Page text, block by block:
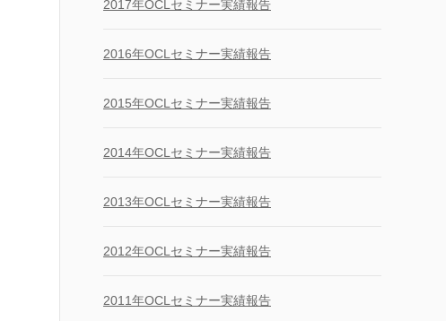
2017年OCLセミナー実績報告
2016年OCLセミナー実績報告
2015年OCLセミナー実績報告
2014年OCLセミナー実績報告
2013年OCLセミナー実績報告
2012年OCLセミナー実績報告
2011年OCLセミナー実績報告